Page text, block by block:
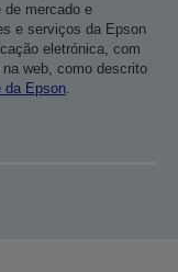
de mercado e
e serviços da Epson
eletrónica, com
web, como descrito
da Epson.